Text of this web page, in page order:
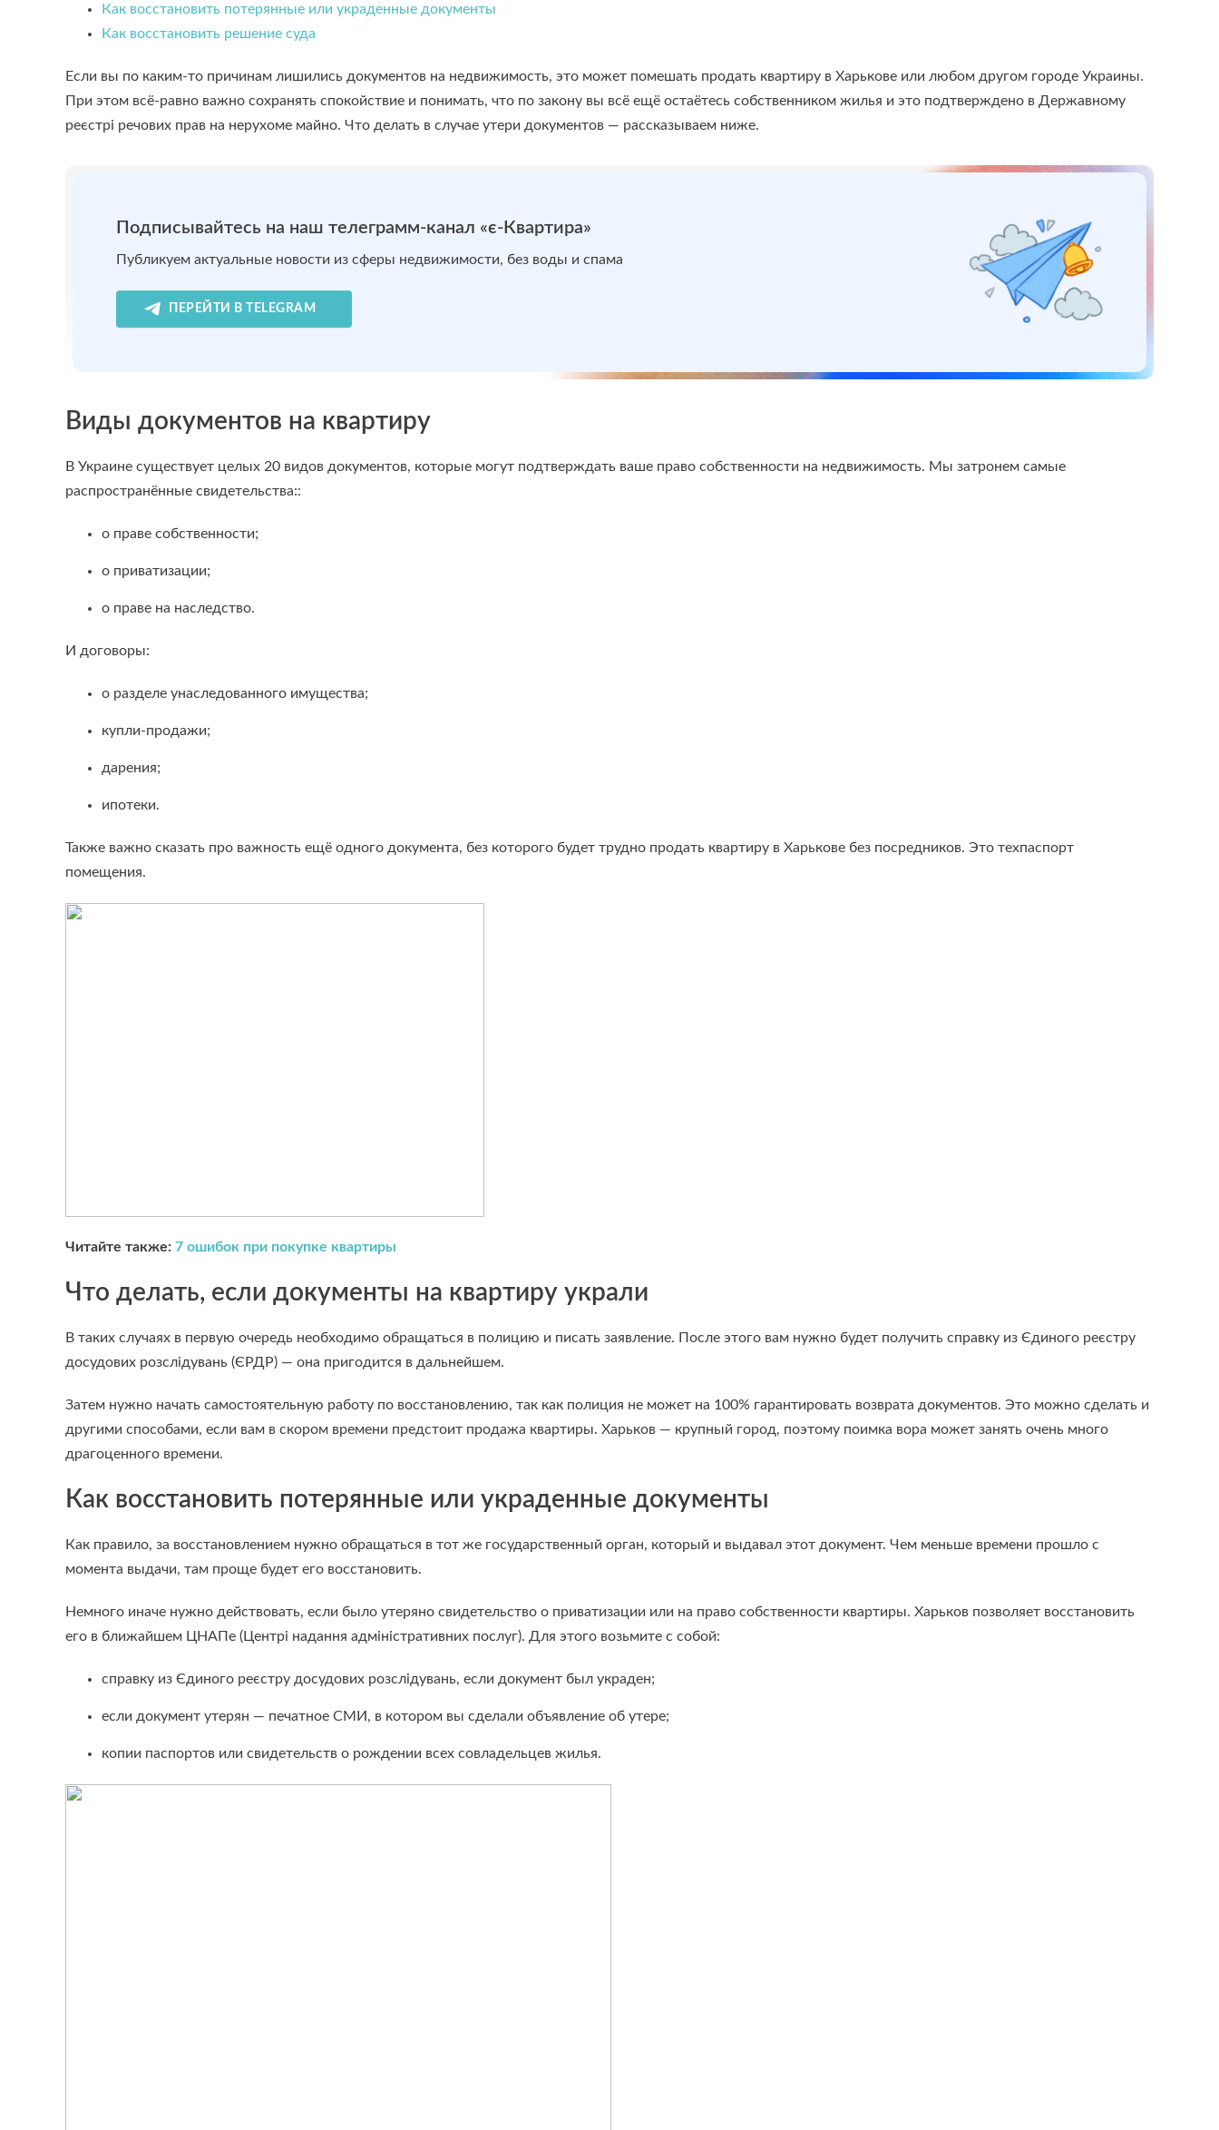
Как восстановить потерянные или украденные документы
Как восстановить решение суда
Если вы по каким-то причинам лишились документов на недвижимость, это может помешать продать квартиру в Харькове или любом другом городе Украины.
При этом всё-равно важно сохранять спокойствие и понимать, что по закону вы всё ещё остаётесь собственником жилья и это подтверждено в Державному
реєстрі речових прав на нерухоме майно. Что делать в случае утери документов — рассказываем ниже.
Подписывайтесь на наш телеграмм-канал «є-Квартира»
Публикуем актуальные новости из сферы недвижимости, без воды и спама
ПЕРЕЙТИ В TELEGRAM
Виды документов на квартиру
В Украине существует целых 20 видов документов, которые могут подтверждать ваше право собственности на недвижимость. Мы затронем самые
распространённые свидетельства::
о праве собственности;
о приватизации;
о праве на наследство.
И договоры:
о разделе унаследованного имущества;
купли-продажи;
дарения;
ипотеки.
Также важно сказать про важность ещё одного документа, без которого будет трудно продать квартиру в Харькове без посредников. Это техпаспорт
помещения.
Читайте также: 7 ошибок при покупке квартиры
Что делать, если документы на квартиру украли
В таких случаях в первую очередь необходимо обращаться в полицию и писать заявление. После этого вам нужно будет получить справку из Єдиного реєстру
досудових розслідувань (ЄРДР) — она пригодится в дальнейшем.
Затем нужно начать самостоятельную работу по восстановлению, так как полиция не может на 100% гарантировать возврата документов. Это можно сделать и
другими способами, если вам в скором времени предстоит продажа квартиры. Харьков — крупный город, поэтому поимка вора может занять очень много
драгоценного времени.
Как восстановить потерянные или украденные документы
Как правило, за восстановлением нужно обращаться в тот же государственный орган, который и выдавал этот документ. Чем меньше времени прошло с
момента выдачи, там проще будет его восстановить.
Немного иначе нужно действовать, если было утеряно свидетельство о приватизации или на право собственности квартиры. Харьков позволяет восстановить
его в ближайшем ЦНАПе (Центрі надання адміністративних послуг). Для этого возьмите с собой:
справку из Єдиного реєстру досудових розслідувань, если документ был украден;
если документ утерян — печатное СМИ, в котором вы сделали объявление об утере;
копии паспортов или свидетельств о рождении всех совладельцев жилья.